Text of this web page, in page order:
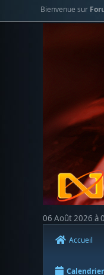
Bienvenue sur
06 Août 2026 à
Accueil
Calendrier